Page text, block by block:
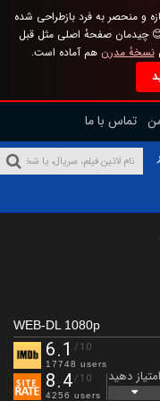
و منحصر به فرد بازطراحی شده
چیدمان صفحهٔ اصلی مثل قبل
نسخهٔ مدرن هم آماده است.
تماس با ما
WEB-DL 1080p
6.1 /10
17748 users
8.4/10
4256 users
امتیاز دهید